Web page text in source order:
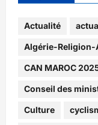
Actualité
Algérie-Religion-
CAN MAROC
Conseil des
Culture